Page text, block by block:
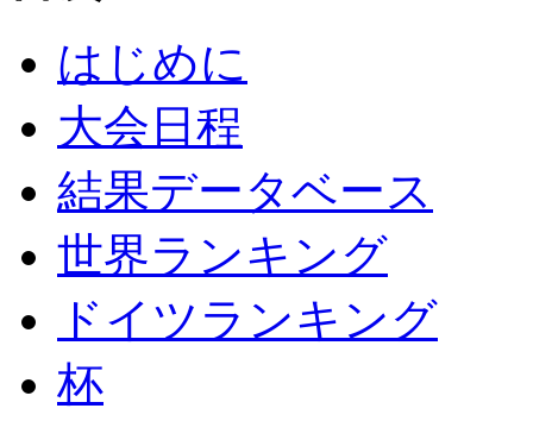
はじめに
大会日程
結果データベース
世界ランキング
ドイツランキング
杯